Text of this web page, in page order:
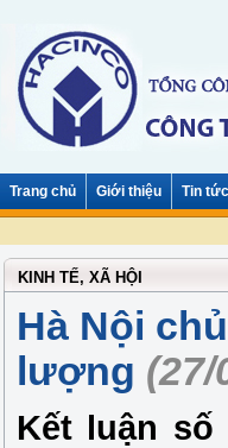
Trang chủ Giới thiệu Tin tức
KINH TẾ, XÃ HỘI
Hà Nội
lượng (27/
Kết luận số